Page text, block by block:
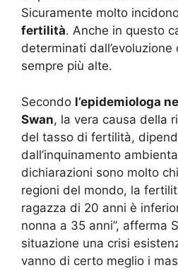
Sicuramente molto
fertilità. Anche in questo
determinati
sempre più alte.
Secondo l’epidemiologa
Swan, la vera causa della
del tasso di fertilità,
dall’inquinamento
dichiarazioni sono molto
regioni del mondo, la
ragazza di 20 anni è
nonna a 35 anni”, afferma
situazione una crisi
vanno di certo meglio i